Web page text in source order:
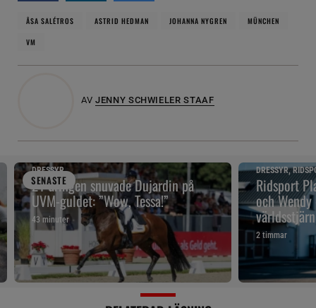
ÅSA SALÉTROS ASTRID HEDMAN JOHANNA NYGREN
MÜNCHEN
VM
AV JENNY SCHWIELER STAAF
SENASTE
DRESSYR
21-åringen snuvade Dujardin på
UVM-guldet: ”Wow, Tessa!”
43 minuter
DRESSYR,
Ridsport
och
2 timmar